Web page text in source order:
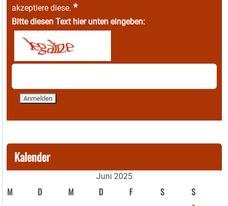
akzeptiere diese. *
Bitte diesen Text hier unten eingeben:
Kalender
Juni 2025
M D M D F S S